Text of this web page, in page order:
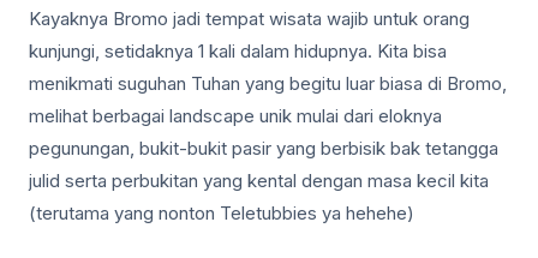
Kayaknya Bromo jadi tempat wisata wajib untuk orang
kunjungi, setidaknya 1 kali dalam hidupnya. Kita bisa
menikmati suguhan Tuhan yang begitu luar biasa di Bromo,
melihat berbagai landscape unik mulai dari eloknya
pegunungan, bukit-bukit pasir yang berbisik bak tetangga
julid serta perbukitan yang kental dengan masa kecil kita
(terutama yang nonton Teletubbies ya hehehe)